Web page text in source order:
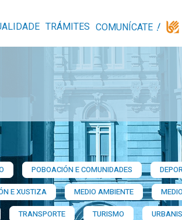
TRÁMITES COMUNÍCATE
POBOACIÓN E COMUNIDADES
E XUSTIZA MEDIO AMBIENTE
TRANSPORTE TURISMO